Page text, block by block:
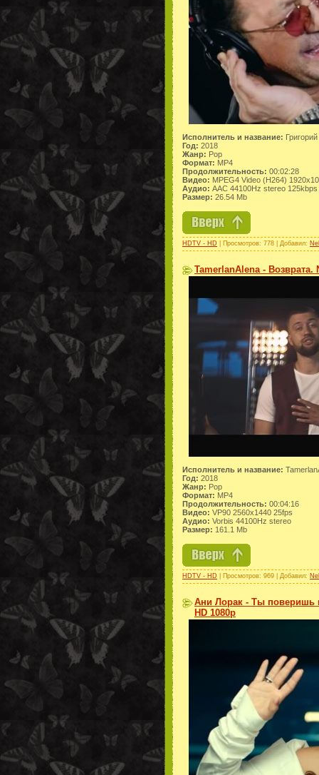
Исполнитель и название:
Год: 2018
Жанр: Pop
Формат: MP4
Продолжительность: 00:02:28
Видео: MPEG4 Video (H264)
Аудио: AAC 44100Hz stereo 125kbps
Размер: 26.54 Mb
HDTV - HD | Просмотров: 778 | Добавил:
TamerlanAlena - Возврата.
Исполнитель и название:
Год: 2018
Жанр: Pop
Формат: MP4
Продолжительность: 00:04:16
Видео: VP90 2560x1440 25fps
Аудио: Vorbis 44100Hz stereo
Размер: 161.1 Mb
HDTV - HD | Просмотров: 969 | Добавил:
Ани Лорак - Ты поверишь
HD 1080p